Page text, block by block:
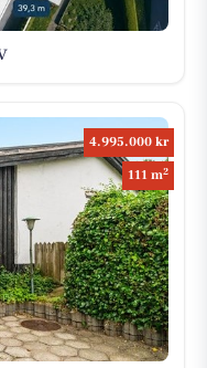
4.995.000 kr
111 m2